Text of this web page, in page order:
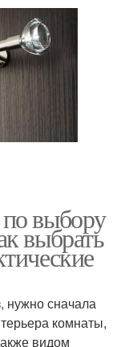
выбору
выбрать
нужно сначала
комнаты,
видом